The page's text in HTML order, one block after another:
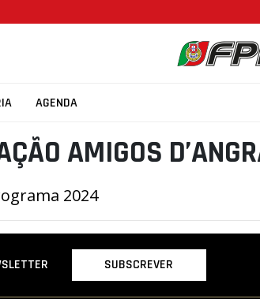
AGENDA
FPB
AMIGOS
2024
SUBSCREVER